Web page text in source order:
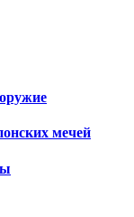
мечей